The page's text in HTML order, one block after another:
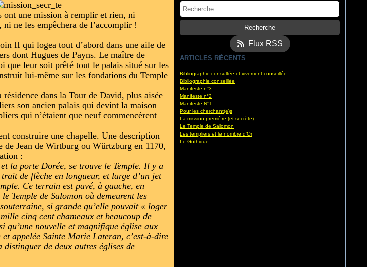
ont une mission à remplir et rien, ni
ni ne les empêchera de l’accomplir !
II qui logea tout d’abord dans une aile de
dont Hugues de Payns. Le maître de
que leur soit prêté tout le palais situé sur les
lui-même sur les fondations du Temple
dans la Tour de David, plus aisée
son ancien palais qui devint la maison
qui n’étaient que neuf commencèrent
construire une chapelle. Une description
de Jean de Wirtburg ou Würtzburg en 1170,
:
la porte Dorée, se trouve le Temple. Il y a
de flèche en longueur, et large d’un jet
Ce terrain est pavé, à gauche, en
Temple de Salomon où demeurent les
si grande qu’elle pouvait « loger
cinq cent chameaux et beaucoup de
qu’une nouvelle et magnifique église aux
appelée Sainte Marie Lateran, c’est-à-dire
de deux autres églises de
Flux RSS
ARTICLES RÉCENTS
Bibliographie consultée et vivement conseillée…
Bibliographie conseillée
Manifeste n°3
Manifeste n°2
Manifeste N°1
Pour les cherchant(e)s
La mission première (et secrète) ...
Le Temple de Salomon
Les templiers et le nombre d'Or
Le Gothique